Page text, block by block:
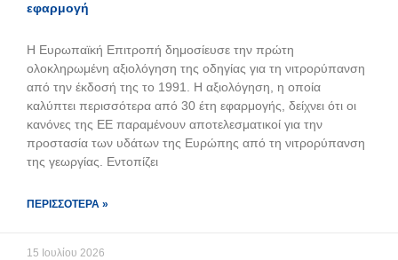
εφαρμογή
Η Ευρωπαϊκή Επιτροπή δημοσίευσε την πρώτη
ολοκληρωμένη αξιολόγηση της οδηγίας για τη νιτρορύπανση
από την έκδοσή της το 1991. Η αξιολόγηση, η οποία
καλύπτει περισσότερα από 30 έτη εφαρμογής, δείχνει ότι οι
κανόνες της ΕΕ παραμένουν αποτελεσματικοί για την
προστασία των υδάτων της Ευρώπης από τη νιτρορύπανση
της γεωργίας. Εντοπίζει
ΠΕΡΙΣΣΌΤΕΡΑ »
15 Ιουλίου 2026